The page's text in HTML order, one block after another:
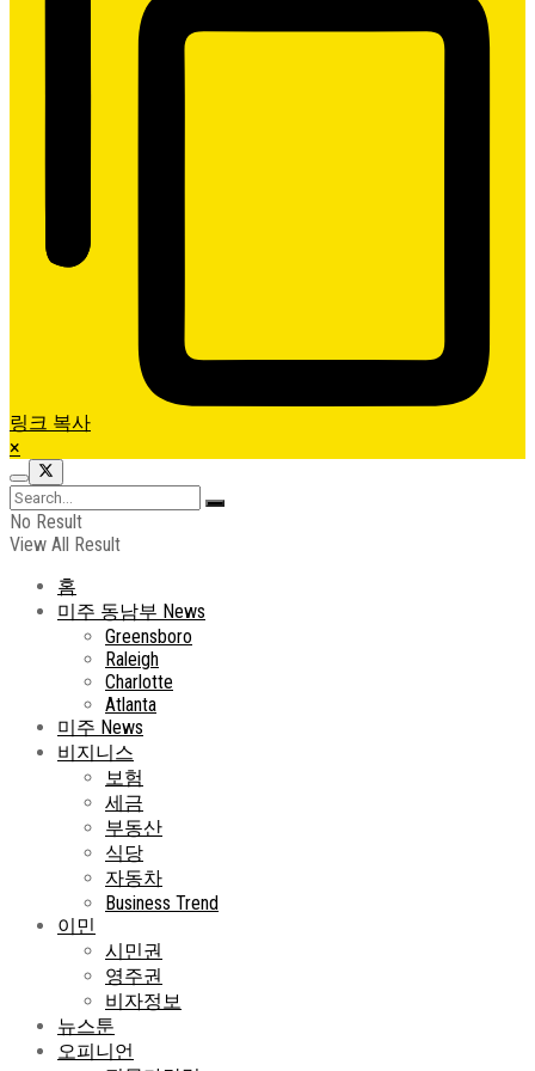
링크 복사
×
No Result
View All Result
홈
미주 동남부 News
Greensboro
Raleigh
Charlotte
Atlanta
미주 News
비지니스
보험
세금
부동산
식당
자동차
Business Trend
이민
시민권
영주권
비자정보
뉴스툰
오피니언